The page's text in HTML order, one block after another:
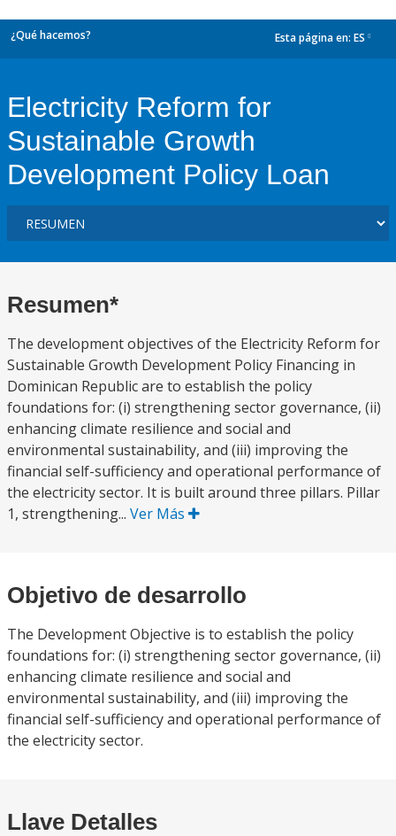
¿Qué hacemos? Esta página en: ES
Electricity Reform for
Sustainable Growth
Development Policy Loan
Resumen*
The development objectives of the Electricity Reform for
Sustainable Growth Development Policy Financing in
Dominican Republic are to establish the policy
foundations for: (i) strengthening sector governance, (ii)
enhancing climate resilience and social and
environmental sustainability, and (iii) improving the
financial self-sufficiency and operational performance of
the electricity sector. It is built around three pillars. Pillar
1, strengthening... Ver Más
Objetivo de desarrollo
The Development Objective is to establish the policy
foundations for: (i) strengthening sector governance, (ii)
enhancing climate resilience and social and
environmental sustainability, and (iii) improving the
financial self-sufficiency and operational performance of
the electricity sector.
Llave Detalles